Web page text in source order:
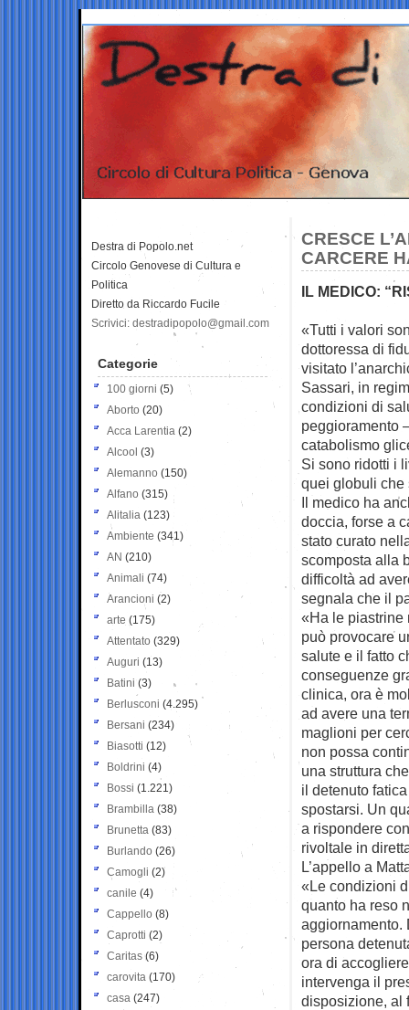
CRESCE
CARCERE
IL MEDICO:
«Tutti i valori
dottoressa di
visitato
Sassari, in
condizioni di
peggioramento
catabolismo
Si sono ridotti i
quei globuli che
Il medico ha
doccia, forse a
stato curato
scomposta alla
difficoltà ad
segnala che il
«Ha le piastrine
può provocare
salute e il fatto
conseguenze
clinica, ora è
ad avere una
maglioni per
non possa
una struttura
il detenuto
spostarsi. Un
a rispondere
rivoltale in
L’appello a
«Le condizioni
quanto ha reso
aggiornamento.
persona
ora di
intervenga il
disposizione, al
Destra di Popolo.net
Circolo Genovese di Cultura e
Politica
Diretto da Riccardo Fucile
Scrivici: destradipopolo@gmail.com
Categorie
100 giorni (5)
Aborto (20)
Acca Larentia (2)
Alcool (3)
Alemanno (150)
Alfano (315)
Alitalia (123)
Ambiente (341)
AN (210)
Animali (74)
Arancioni (2)
arte (175)
Attentato (329)
Auguri (13)
Batini (3)
Berlusconi (4.295)
Bersani (234)
Biasotti (12)
Boldrini (4)
Bossi (1.221)
Brambilla (38)
Brunetta (83)
Burlando (26)
Camogli (2)
canile (4)
Cappello (8)
Caprotti (2)
Caritas (6)
carovita (170)
casa (247)